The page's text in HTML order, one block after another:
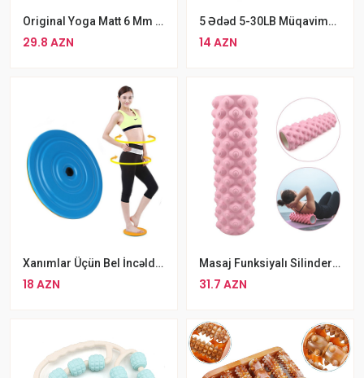
Original Yoga Matt 6 Mm İki Tərəfli Bənövşəyi Rəngli Yoqa Plastes Matı
29.8 AZN
5 Ədəd 5-30LB Müqavimət Bantları AYAQ JQUTU
14 AZN
Xanımlar Üçün Bel İncəldici Disk Waist Twisting Metal Yoga Diski Multi-Functional Disk
18 AZN
Masaj Funksiyalı Silinder 45sm Hündürlükdə Silinder Pink
31.7 AZN